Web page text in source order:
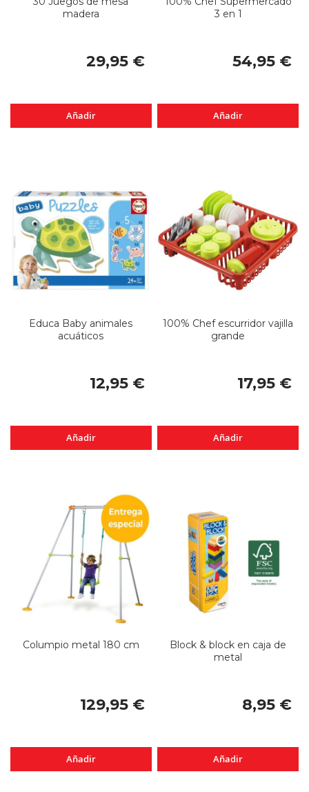
madera
29,95 €
Añadir
3 en 1
54,95 €
Añadir
Educa Baby animales
acuáticos
12,95 €
Añadir
100% Chef escurridor vajilla
grande
17,95 €
Añadir
Columpio metal 180 cm
129,95 €
Añadir
Block & block en caja de
metal
8,95 €
Añadir